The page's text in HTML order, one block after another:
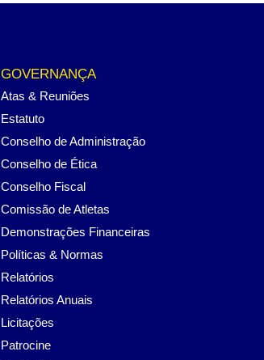
GOVERNANÇA
Atas & Reuniões
Estatuto
Conselho de Administração
Conselho de Ética
Conselho Fiscal
Comissão de Atletas
Demonstrações Financeiras
Políticas & Normas
Relatórios
Relatórios Anuais
Licitações
Patrocine